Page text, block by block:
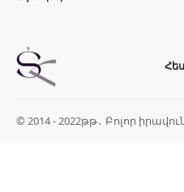
© 2014 - 2022թթ․ Բոլոր